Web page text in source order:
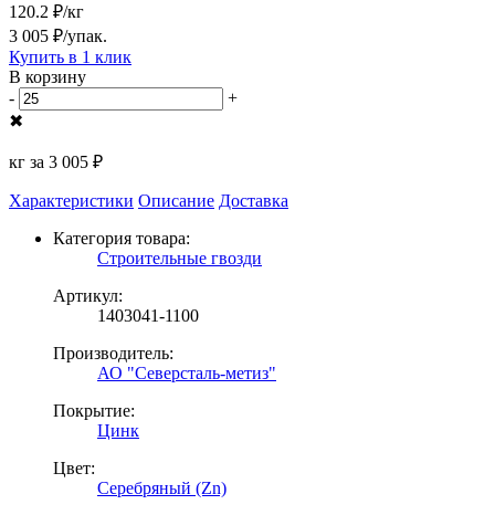
120.2 ₽/кг
3 005 ₽/упак.
Купить в 1 клик
В корзину
-
+
✖
кг за 3 005 ₽
Характеристики Описание Доставка
Категория товара:
Строительные гвозди
Артикул:
1403041-1100
Производитель:
АО "Северсталь-метиз"
Покрытие:
Цинк
Цвет:
Серебряный (Zn)